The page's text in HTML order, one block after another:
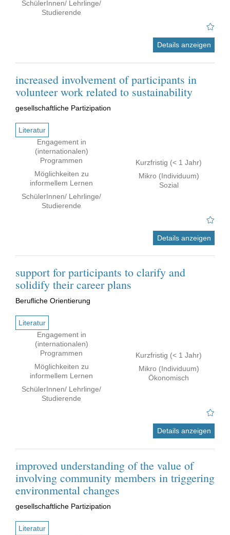
SchülerInnen/ Lehrlinge/
Studierende
Details anzeigen
increased involvement of participants in
volunteer work related to sustainability
gesellschaftliche Partizipation
Literatur
Engagement in
(internationalen)
Programmen
Möglichkeiten zu
informellem Lernen
SchülerInnen/ Lehrlinge/
Studierende
Kurzfristig (< 1 Jahr)
Mikro (Individuum)
Sozial
Details anzeigen
support for participants to clarify and
solidify their career plans
Berufliche Orientierung
Literatur
Engagement in
(internationalen)
Programmen
Möglichkeiten zu
informellem Lernen
SchülerInnen/ Lehrlinge/
Studierende
Kurzfristig (< 1 Jahr)
Mikro (Individuum)
Ökonomisch
Details anzeigen
improved understanding of the value of
involving community members in triggering
environmental changes
gesellschaftliche Partizipation
Literatur